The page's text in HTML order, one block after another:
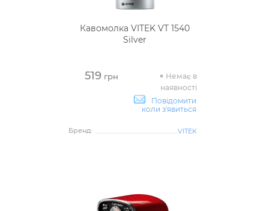
Кавомолка VITEK VT 1540
Silver
519 грн
Немає в
наявності
Повідомити
коли з'явиться
Бренд: VITEK